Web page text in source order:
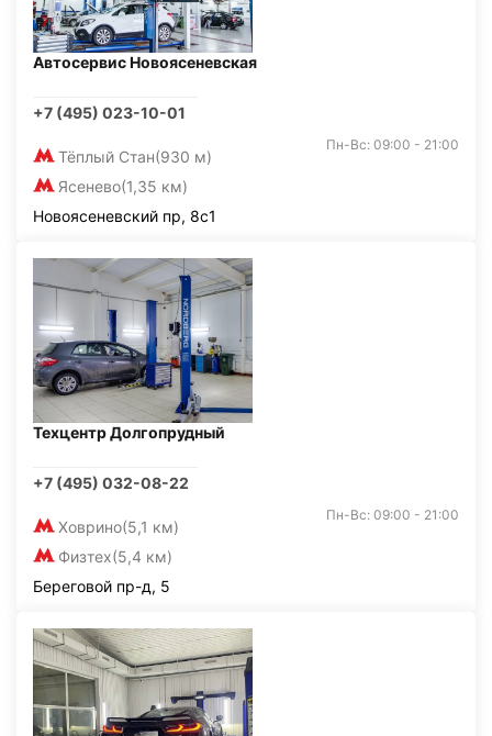
Автосервис Новоясеневская
+7 (495) 023-10-01
Тёплый Стан(930 м)
Ясенево(1,35 км)
Пн-Вс: 09:00 - 21:00
Новоясеневский пр, 8с1
Техцентр Долгопрудный
+7 (495) 032-08-22
Ховрино(5,1 км)
Физтех(5,4 км)
Пн-Вс: 09:00 - 21:00
Береговой пр-д, 5